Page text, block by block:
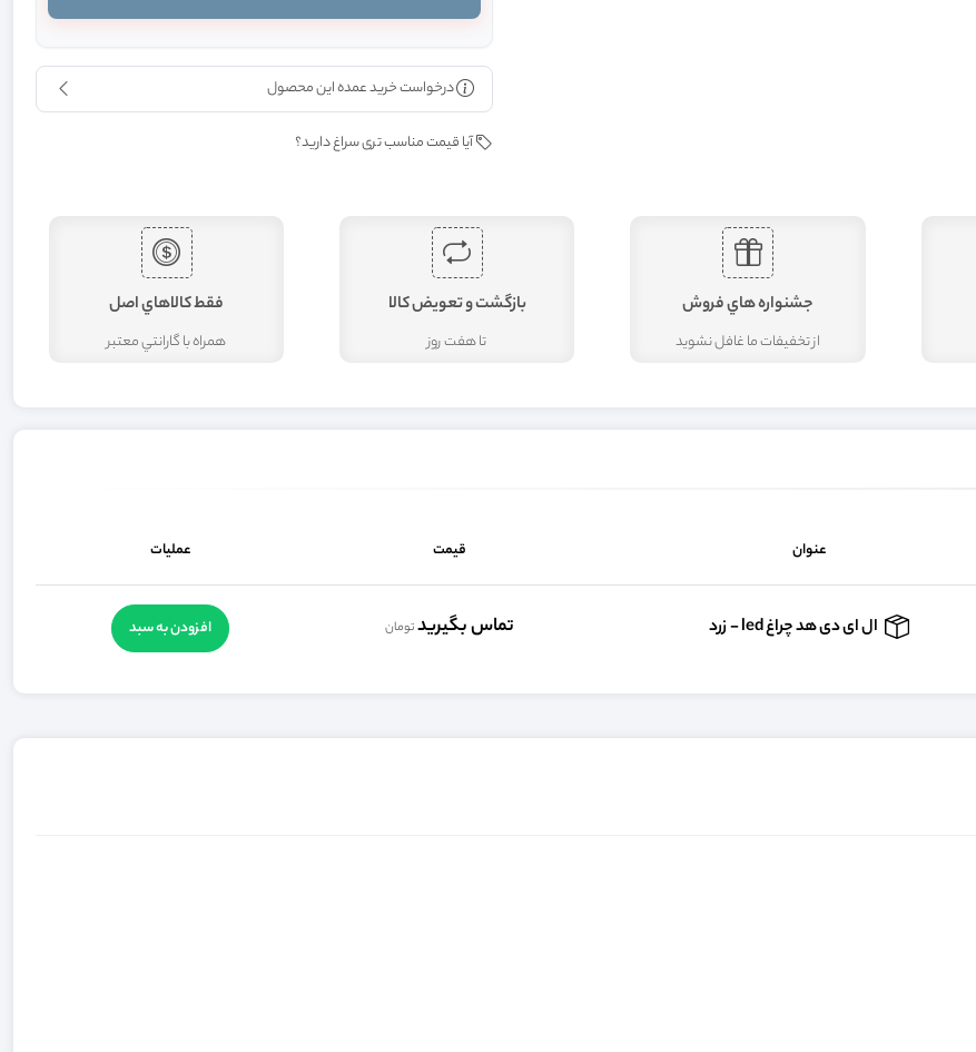
درخواست خرید عمده این محصول
آیا قیمت مناسب تری سراغ دارید؟
جشنواره هاي فروش
از تخفيفات ما غافل نشويد
بازگشت و تعويض کالا
تا هفت روز
فقط کالاهاي اصل
همراه با گارانتي معتبر
عنوان قیمت عملیات
ال ای دی هد چراغ led - زرد تماس بگیریدتومان افزودن به سبد